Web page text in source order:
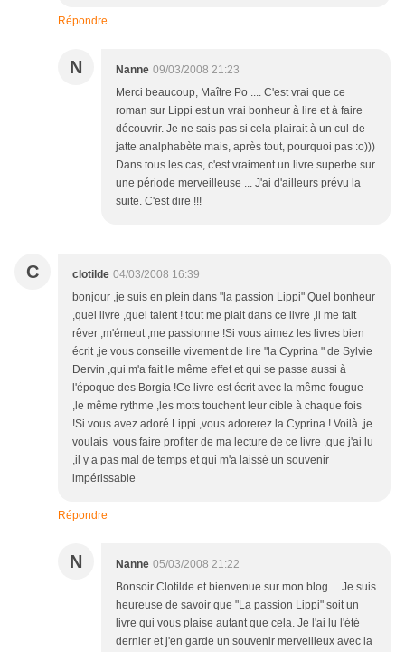
Répondre
N Nanne 09/03/2008 21:23
Merci beaucoup, Maître Po .... C'est vrai que ce
roman sur Lippi est un vrai bonheur à lire et à faire
découvrir. Je ne sais pas si cela plairait à un cul-de-
jatte analphabète mais, après tout, pourquoi pas :o)))
Dans tous les cas, c'est vraiment un livre superbe sur
une période merveilleuse ... J'ai d'ailleurs prévu la
suite. C'est dire !!!
C clotilde 04/03/2008 16:39
bonjour ,je suis en plein dans "la passion Lippi" Quel bonheur
,quel livre ,quel talent ! tout me plait dans ce livre ,il me fait
rêver ,m'émeut ,me passionne !Si vous aimez les livres bien
écrit ,je vous conseille vivement de lire "la Cyprina " de Sylvie
Dervin ,qui m'a fait le même effet et qui se passe aussi à
l'époque des Borgia !Ce livre est écrit avec la même fougue
,le même rythme ,les mots touchent leur cible à chaque fois
!Si vous avez adoré Lippi ,vous adorerez la Cyprina ! Voilà ,je
voulais vous faire profiter de ma lecture de ce livre ,que j'ai lu
,il y a pas mal de temps et qui m'a laissé un souvenir
impérissable
Répondre
N Nanne 05/03/2008 21:22
Bonsoir Clotilde et bienvenue sur mon blog ... Je suis
heureuse de savoir que "La passion Lippi" soit un
livre qui vous plaise autant que cela. Je l'ai lu l'été
dernier et j'en garde un souvenir merveilleux avec la